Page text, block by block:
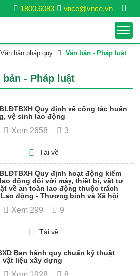
vnce@vnce.vn
1800.6083
Văn bản pháp quy Văn bản - Pháp luật
bản - Pháp luật
Quy định về công tác huấn
vệ sinh lao động
Xem 2658 3
Tải về
Quy định hoạt động kiểm
động đối với máy, thiết bị, vật tư
về an toàn lao động thuộc trách
động - Thương binh và Xã hội
Xem 299 9
Tải về
Ban hành quy chuẩn kỹ thuật
vật liệu xây dựng
Xem 1928 8